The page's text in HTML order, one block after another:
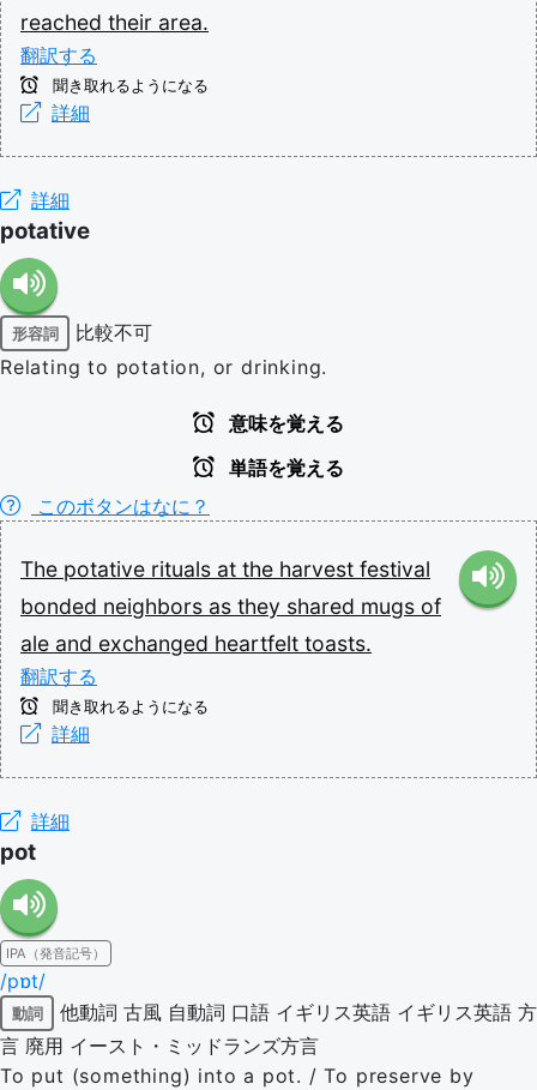
reached their area.
翻訳する
聞き取れるようになる
詳細
詳細
potative
形容詞
比較不可
Relating to potation, or drinking.
意味を覚える
単語を覚える
このボタンはなに？
The potative rituals at the harvest festival
bonded neighbors as they shared mugs of
ale and exchanged heartfelt toasts.
翻訳する
聞き取れるようになる
詳細
詳細
pot
IPA（発音記号）
/pɒt/
動詞 他動詞 古風 自動詞 口語 イギリス英語 イギリス英語 方
言 廃用 イースト・ミッドランズ方言
To put (something) into a pot. / To preserve by